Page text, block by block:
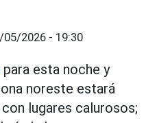
05/2026 - 19:30
para esta noche y
noreste estará
lugares calurosos;